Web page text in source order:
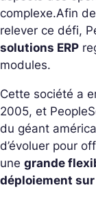
complexe.Afin
relever ce défi,
solutions ERP
modules.
Cette société a
2005, et
du géant
d’évoluer pour
une grande
déploiement